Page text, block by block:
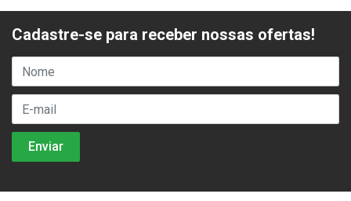
Cadastre-se para receber nossas ofertas!